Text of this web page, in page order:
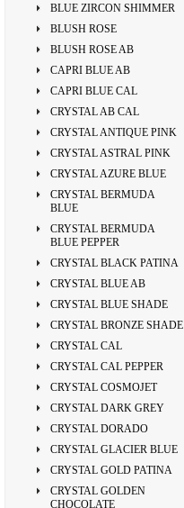
BLUE ZIRCON SHIMMER
BLUSH ROSE
BLUSH ROSE AB
CAPRI BLUE AB
CAPRI BLUE CAL
CRYSTAL AB CAL
CRYSTAL ANTIQUE PINK
CRYSTAL ASTRAL PINK
CRYSTAL AZURE BLUE
CRYSTAL BERMUDA
BLUE
CRYSTAL BERMUDA
BLUE PEPPER
CRYSTAL BLACK PATINA
CRYSTAL BLUE AB
CRYSTAL BLUE SHADE
CRYSTAL BRONZE SHADE
CRYSTAL CAL
CRYSTAL CAL PEPPER
CRYSTAL COSMOJET
CRYSTAL DARK GREY
CRYSTAL DORADO
CRYSTAL GLACIER BLUE
CRYSTAL GOLD PATINA
CRYSTAL GOLDEN
CHOCOLATE